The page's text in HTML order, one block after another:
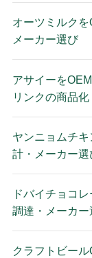
オーツミルク
メーカー選び
アサイーを
リンクの商品化
ヤンニョムチ
計・メーカー選
ドバイチョコ
調達・メーカー
クラフトビー